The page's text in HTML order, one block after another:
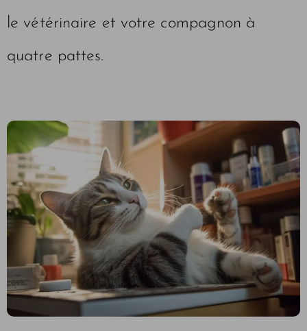
le vétérinaire et votre compagnon à
quatre pattes.